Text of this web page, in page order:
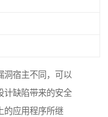
洞宿主不同，可以
计缺陷带来的安全
的应用程序所继